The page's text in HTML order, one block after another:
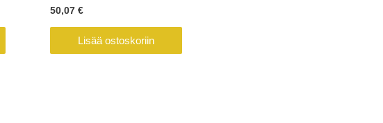
tuotteen
50,07 €
Lisää ostoskoriin